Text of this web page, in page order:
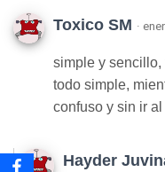
Toxico SM ·
simple y sencillo,
todo simple,
confuso y sin ir
Hayder